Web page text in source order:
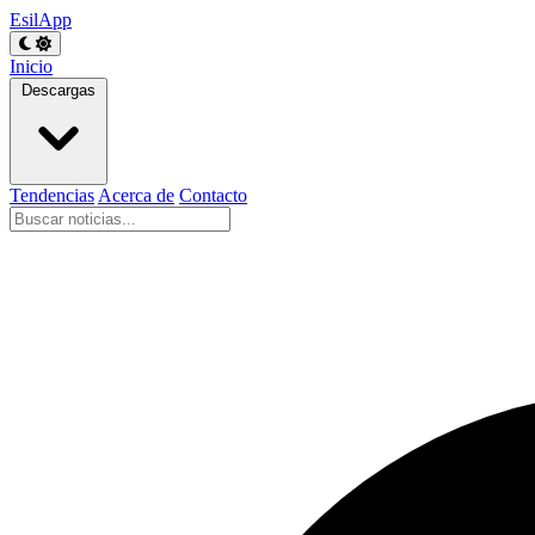
EsilApp
Inicio
Descargas
Tendencias Acerca de Contacto